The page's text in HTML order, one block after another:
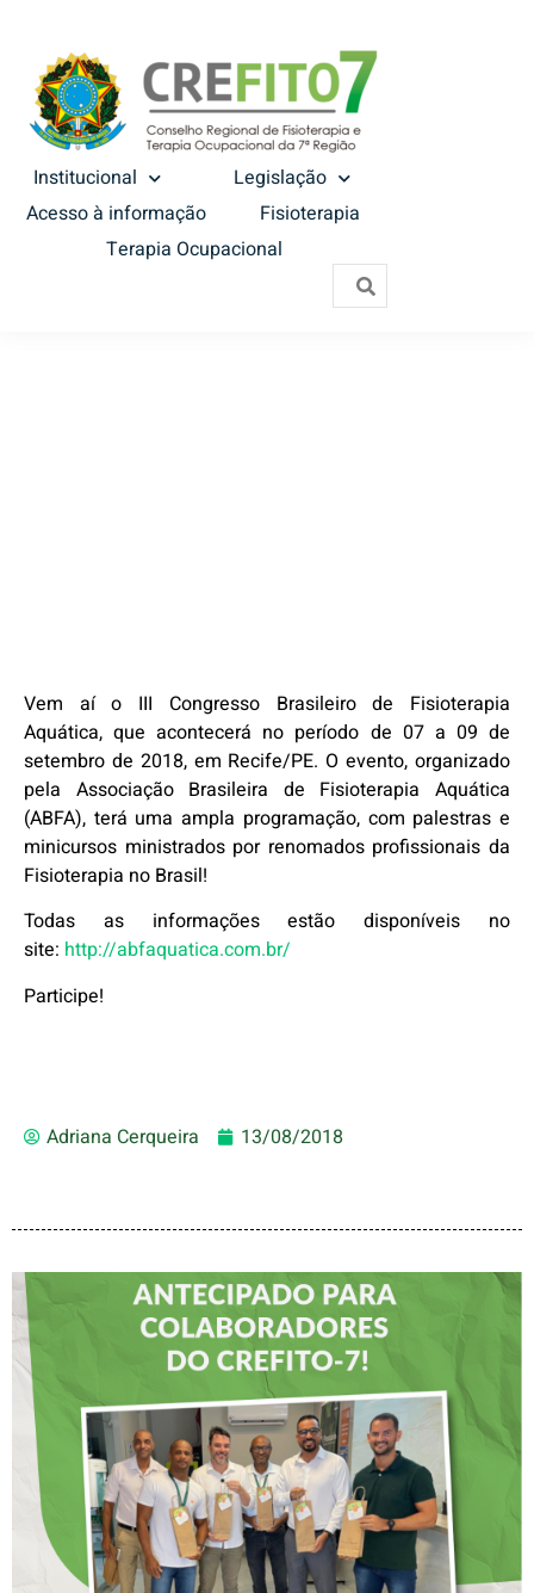
Institucional
Legislação
Acesso à informação
Fisioterapia
Terapia Ocupacional
Vem aí o III Congresso Brasileiro de Fisioterapia
Aquática, que acontecerá no período de 07 a 09 de
setembro de 2018, em Recife/PE. O evento, organizado
pela Associação Brasileira de Fisioterapia Aquática
(ABFA), terá uma ampla programação, com palestras e
minicursos ministrados por renomados profissionais da
Fisioterapia no Brasil!
Todas as informações estão disponíveis no
site: http://abfaquatica.com.br/
Participe!
Adriana Cerqueira 13/08/2018
DIA DOS PAIS É
ANTECIPADO PARA
COLABORADORES DO
CREFITO-7